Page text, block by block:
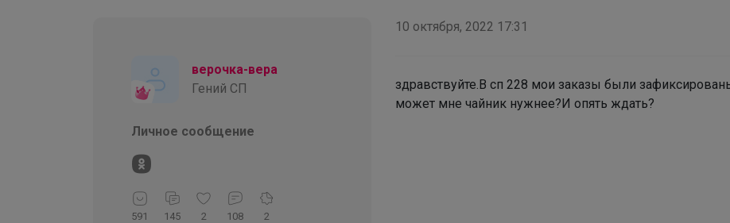
верочка-вера
Гений СП
Личное сообщение
591 145 2 108 2
10 октября, 2022 17:31
здравствуйте.В сп 228 мои заказы были
может мне чайник нужнее?И опять ждать?